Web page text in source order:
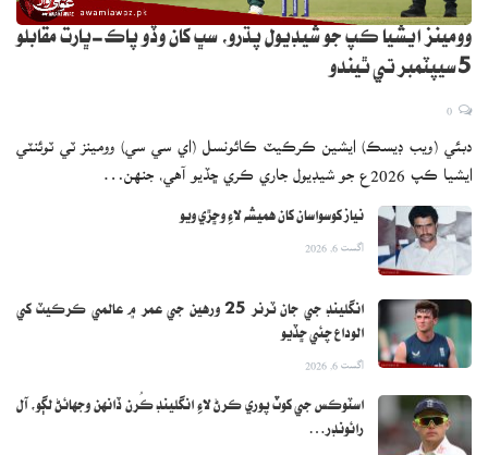
وومينز ايشيا ڪپ جو شيڊيول پڌرو، سڀ کان وڏو پاڪ-ڀارت مقابلو
5 سيپٽمبر تي ٿيندو
دبئي (ويب ڊيسڪ) ايشين ڪرڪيٽ ڪائونسل (اي سي سي) وومينز ٽي ٽوئنٽي
ايشيا ڪپ 2026ع جو شيڊيول جاري ڪري ڇڏيو آهي، جنهن…
نياز کوسواسان کان هميشه لاءِ وڇڙي ويو
اگست 6, 2026
انگلينڊ جي جان ٽرنر 25 ورهين جي عمر ۾ عالمي ڪرڪيٽ کي
الوداع چئي ڇڏيو
اگست 6, 2026
اسٽوڪس جي کوٽ پوري ڪرڻ لاءِ انگلينڊ ڪُرن ڏانهن وجهائڻ لڳو، آل
رائونڊر…